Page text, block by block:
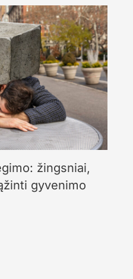
žingsniai,
gyvenimo